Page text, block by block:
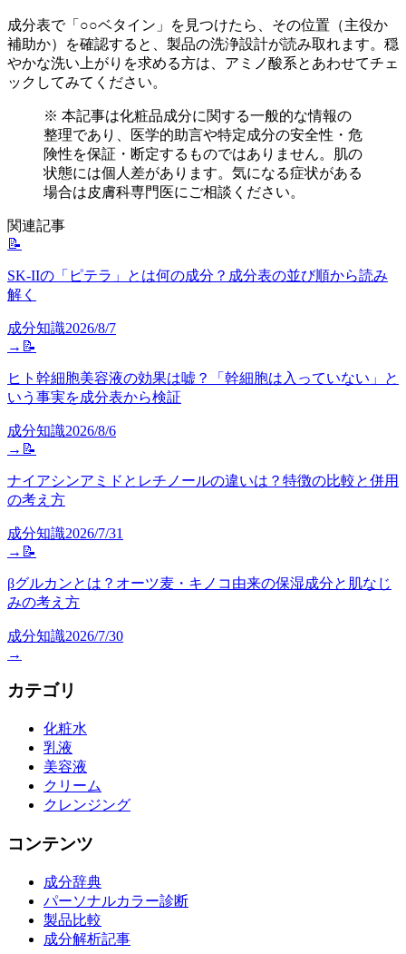
成分表で「○○ベタイン」を見つけたら、その位置（主役か
補助か）を確認すると、製品の洗浄設計が読み取れます。穏
やかな洗い上がりを求める方は、アミノ酸系とあわせてチェ
ックしてみてください。
※ 本記事は化粧品成分に関する一般的な情報の
整理であり、医学的助言や特定成分の安全性・危
険性を保証・断定するものではありません。肌の
状態には個人差があります。気になる症状がある
場合は皮膚科専門医にご相談ください。
関連記事
📝
SK-IIの「ピテラ」とは何の成分？成分表の並び順から読み
解く
成分知識2026/8/7
→ 📝
ヒト幹細胞美容液の効果は嘘？「幹細胞は入っていない」と
いう事実を成分表から検証
成分知識2026/8/6
→ 📝
ナイアシンアミドとレチノールの違いは？特徴の比較と併用
の考え方
成分知識2026/7/31
→ 📝
βグルカンとは？オーツ麦・キノコ由来の保湿成分と肌なじ
みの考え方
成分知識2026/7/30
→
カテゴリ
化粧水
乳液
美容液
クリーム
クレンジング
コンテンツ
成分辞典
パーソナルカラー診断
製品比較
成分解析記事